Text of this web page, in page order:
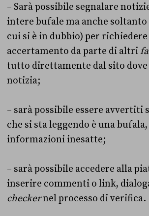
– Sarà possibile segnalare
intere bufale ma anche soltanto
cui si è in dubbio) per
accertamento da parte di altri
tutto direttamente dal sito
notizia;
– sarà possibile essere avvertiti
che si sta leggendo è una
informazioni inesatte;
– sarà possibile accedere alla
inserire commenti o link,
checkernel processo di verifica.